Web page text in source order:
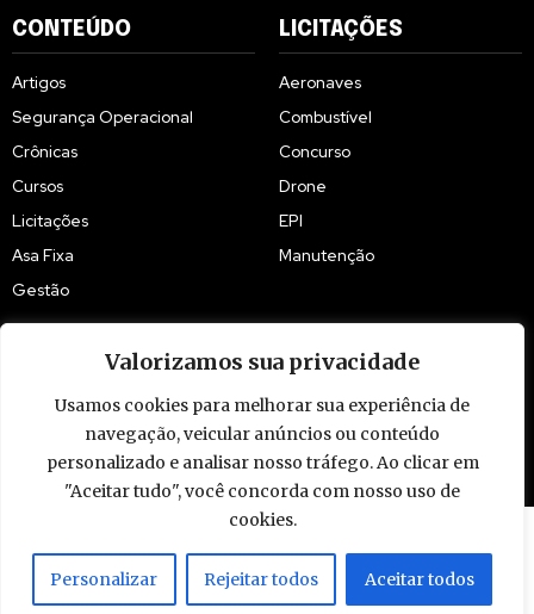
Valorizamos sua privacidade
Usamos cookies para melhorar sua experiência de
navegação, veicular anúncios ou conteúdo
personalizado e analisar nosso tráfego. Ao clicar em
"Aceitar tudo", você concorda com nosso uso de
cookies.
Personalizar Rejeitar todos Aceitar todos
CONTEÚDO
Artigos
Segurança Operacional
Crônicas
Cursos
Licitações
Asa Fixa
Gestão
LICITAÇÕES
Aeronaves
Combustível
Concurso
Drone
EPI
Manutenção
© 2009 - 2026 Piloto Policial. Todos os direitos reservados. Brasil.